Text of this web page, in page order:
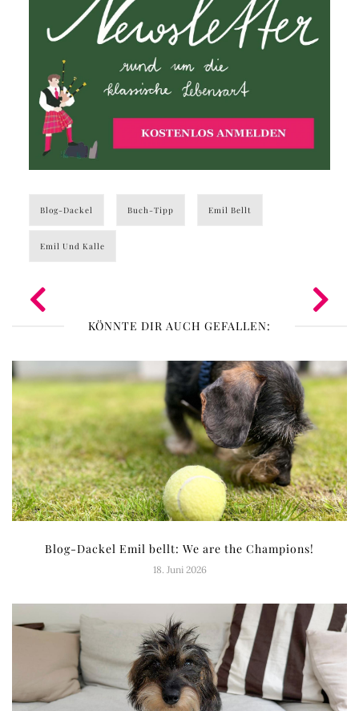
Blog-Dackel Buch-Tipp Emil Bellt
Emil Und Kalle
KÖNNTE DIR AUCH GEFALLEN:
Blog-Dackel Emil bellt: We are the Champions!
18. Juni 2026